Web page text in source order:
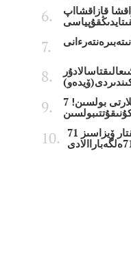
قازاقشااپ
7 مامىر - وتان وتاناۋشىلقورعاۋشىلارتى بولسىن!
قازاقستاندىقتار ۆيزاسىز 71